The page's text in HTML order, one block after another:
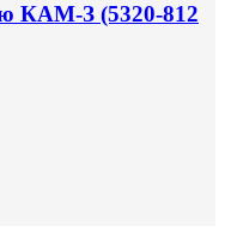
КАМ-З (5320-812